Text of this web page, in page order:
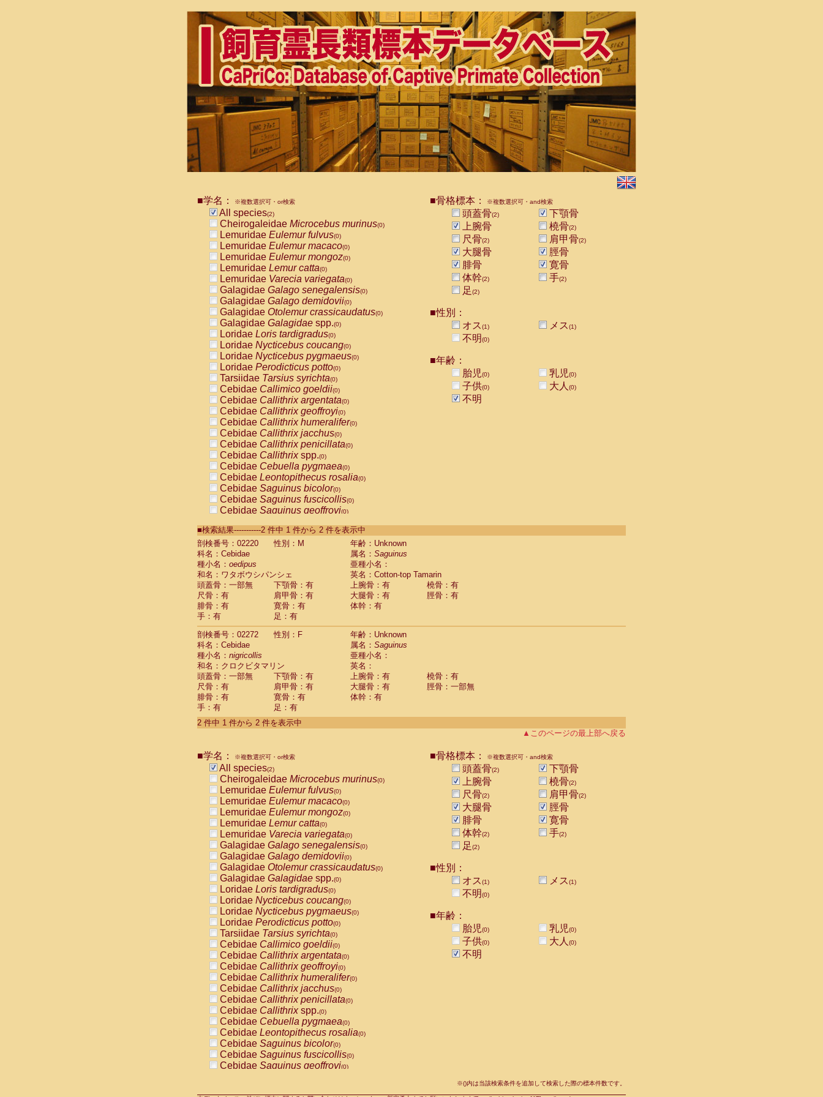
■学名： ※複数選択可・or検索
All species(2)
Cheirogaleidae Microcebus murinus(0)
Lemuridae Eulemur fulvus(0)
Lemuridae Eulemur macaco(0)
Lemuridae Eulemur mongoz(0)
Lemuridae Lemur catta(0)
Lemuridae Varecia variegata(0)
Galagidae Galago senegalensis(0)
Galagidae Galago demidovii(0)
Galagidae Otolemur crassicaudatus(0)
Galagidae Galagidae spp.(0)
Loridae Loris tardigradus(0)
Loridae Nycticebus coucang(0)
Loridae Nycticebus pygmaeus(0)
Loridae Perodicticus potto(0)
Tarsiidae Tarsius syrichta(0)
Cebidae Callimico goeldii(0)
Cebidae Callithrix argentata(0)
Cebidae Callithrix geoffroyi(0)
Cebidae Callithrix humeralifer(0)
Cebidae Callithrix jacchus(0)
Cebidae Callithrix penicillata(0)
Cebidae Callithrixspp.(0)
Cebidae Cebuella pygmaea(0)
Cebidae Leontopithecus rosalia(0)
Cebidae Saguinus bicolor(0)
Cebidae Saguinus fuscicollis(0)
Cebidae Saguinus geoffroyi(0)
CebidaeSaguinus labiatus(0)
Cebidae Saguinus leucopus (0)
Cebidae
Cebidae
CebidaeSaguinus nigricollis (1)
Cebidae Saguinus oedipus
Cebidae Saguinus weddelli
Cebidae Saguinusspp.
Cebidae Aotus trivirgatus
Cebidae Cebus albifrons
Cebidae
CebidaeCebus capucinus
CebidaeCebus nigrivittatus
Cebidae Cebusspp.(0)
Cebidae Saimiri boliviensis
Cebidae Saimiri sciureus
Atelidae Alouatta caraya
AtelidaeAlouatta fusca
AtelidaeAlouatta seniculus
AtelidaeAteles belzebuth
AtelidaeAteles geoffroyi
AtelidaeAteles paniscus(0)
AtelidaeAtelesspp. (0)
AtelidaeLagothrix lagothricha
AtelidaeLagothrix lagothricha cana
PitheciidaeCacajao calvus rubicundus
PitheciidaeCallicebus cupreus
PitheciidaeCallicebus donacophilus
PitheciidaeCallicebus moloch
PitheciidaeCallicebus torquatus(0)
PitheciidaeCallicebusspp.
PitheciidaeChiropotes satanas
PitheciidaePithecia monachus
PitheciidaePithecia pithecia (0)
CercopithecidaeCercocebus agilis
CercopithecidaeCercocebus galeritus chrysogaster
CercopithecidaeCercocebus torquatus atys
CercopithecidaeCercocebus torquatus lunulatus
CercopithecidaeCercocebus torquatus torquatus
CercopithecidaeCercocebushybrid
CercopithecidaeCercocebusspp.
CercopithecidaeLophocebus albigena
CercopithecidaePapio anubis
CercopithecidaePapio cynocephalus
CercopithecidaePapio hamadryas
CercopithecidaePapio papio
CercopithecidaePapiospp.(0)
CercopithecidaeMandrillus leucophaeus
CercopithecidaeMandrillus sphinx
CercopithecidaeMacaca arctoides(0)
■骨格標本： ※複数選択可・and検索
頭蓋骨(2)
下顎骨
上腕骨
橈骨(2)
尺骨(2) 肩甲骨(2)
大腿骨
脛骨
腓骨
寛骨
体幹(2) 手(2)
足(2)
■性別：
オス(1) メス(1)
不明(0)
■年齢：
胎児(0) 乳児(0)
子供(0) 大人 (0)
不明
■検索結果-----------2 件中 1 件から 2 件を表示中
剖検番号：02220
性別：M
年齢：Unknown
科名：Cebidae
属名： Saguinus
種小名： oedipus
亜種小名：
和名：ワタボウシパンシェ
英名：Cotton-top Tamarin
頭蓋骨：一部無
下顎骨：有 上腕骨：有
橈骨：有
尺骨：有
肩甲骨：有 大腿骨：有
脛骨：有
腓骨：有
寛骨：有
体幹：有
手：有
足：有
剖検番号：02272
性別：F
年齢：Unknown
科名：Cebidae
属名： Saguinus
種小名： nigricollis
亜種小名：
和名：クロクビタマリン
英名：
頭蓋骨：一部無
下顎骨：有 上腕骨：有
橈骨：有
尺骨：有
肩甲骨：有 大腿骨：有
脛骨：一部無
腓骨：有
寛骨：有
体幹：有
手：有
足：有
2 件中 1 件から 2 件を表示中
▲このページの最上部へ戻る
■学名： ※複数選択可・or検索
All species(2)
Cheirogaleidae Microcebus murinus(0)
Lemuridae Eulemur fulvus(0)
Lemuridae Eulemur macaco(0)
Lemuridae Eulemur mongoz(0)
Lemuridae Lemur catta(0)
Lemuridae Varecia variegata(0)
Galagidae Galago senegalensis(0)
Galagidae Galago demidovii(0)
Galagidae Otolemur crassicaudatus(0)
Galagidae Galagidae spp.(0)
Loridae Loris tardigradus(0)
Loridae Nycticebus coucang(0)
Loridae Nycticebus pygmaeus(0)
Loridae Perodicticus potto(0)
Tarsiidae Tarsius syrichta(0)
Cebidae Callimico goeldii(0)
Cebidae Callithrix argentata(0)
Cebidae Callithrix geoffroyi(0)
Cebidae Callithrix humeralifer(0)
Cebidae Callithrix jacchus(0)
Cebidae Callithrix penicillata(0)
Cebidae Callithrixspp.(0)
Cebidae Cebuella pygmaea(0)
Cebidae Leontopithecus rosalia(0)
Cebidae Saguinus bicolor(0)
Cebidae Saguinus fuscicollis(0)
Cebidae Saguinus geoffroyi(0)
■骨格標本： ※複数選択可・and検索
頭蓋骨(2)
下顎骨
上腕骨
橈骨(2)
尺骨(2) 肩甲骨(2)
大腿骨
脛骨
腓骨
寛骨
体幹(2) 手(2)
足(2)
■性別：
オス(1) メス(1)
不明(0)
■年齢：
胎児(0) 乳児(0)
子供(0) 大人 (0)
不明
※()内は当該検索条件を追加して検索した際の標本件数です。